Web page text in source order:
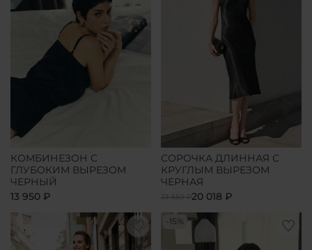
КОМБИНЕЗОН С
ГЛУБОКИМ ВЫРЕЗОМ
ЧЕРНЫЙ
13 950 ₽
СОРОЧКА ДЛИННАЯ С
КРУГЛЫМ ВЫРЕЗОМ
ЧЕРНАЯ
23 550 ₽20 018 ₽
-15%